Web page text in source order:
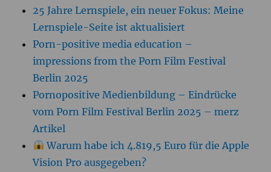
25 Jahre Lernspiele, ein neuer Fokus: Meine
Lernspiele-Seite ist aktualisiert
Porn-positive media education –
impressions from the Porn Film Festival
Berlin 2025
Pornopositive Medienbildung – Eindrücke
vom Porn Film Festival Berlin 2025 – merz
Artikel
Warum habe ich 4.819,5 Euro für die Apple
Vision Pro ausgegeben?